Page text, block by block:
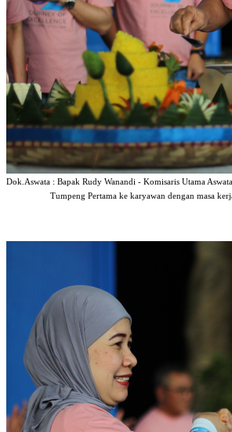
Dok.Aswata : Bapak Rudy Wanandi - Komisaris Utama
Tumpeng Pertama ke karyawan dengan masa